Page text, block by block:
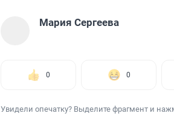
Мария Сергеева
0 0
Увидели опечатку? Выделите фрагмент и